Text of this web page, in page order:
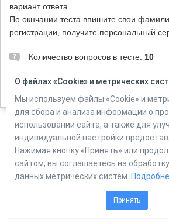
вариант ответа.
По окнчании теста впишите свои
регистрации, получите персональный
Количество вопросов в тесте: 10
Автор: ЦМДБ им. М. Горького, г. Ижевск,
Online Test
О файлах «Cookie» и метрических
Мы используем файлы «Cookie» и
для сбора и анализа информации о
использовании сайта, а также для
индивидуальной настройки
Нажимая кнопку «Принять» или
сайтом, вы соглашаетесь на
данных метрических систем.
Принять